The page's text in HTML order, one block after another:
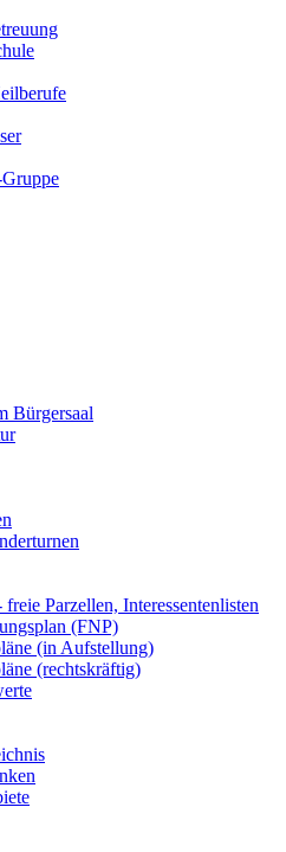
Bürgersaal
freie Parzellen, Interessentenlisten
(FNP)
(in Aufstellung)
(rechtskräftig)